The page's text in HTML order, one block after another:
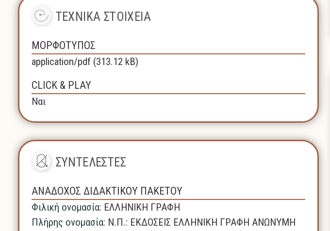
ΤΕΧΝΙΚΑ ΣΤΟΙΧΕΙΑ
ΜΟΡΦΟΤΥΠΟΣ
application/pdf (313.12 kB)
CLICK & PLAY
Ναι
ΣΥΝΤΕΛΕΣΤΕΣ
ΑΝΑΔΟΧΟΣ ΔΙΔΑΚΤΙΚΟΥ ΠΑΚΕΤΟΥ
Φιλική ονομασία: ΕΛΛΗΝΙΚΗ ΓΡΑΦΗ
Πλήρης ονομασία: N.Π.: ΕΚΔΟΣΕΙΣ ΕΛΛΗΝΙΚΗ ΓΡΑΦΗ ΑΝΩΝΥΜΗ